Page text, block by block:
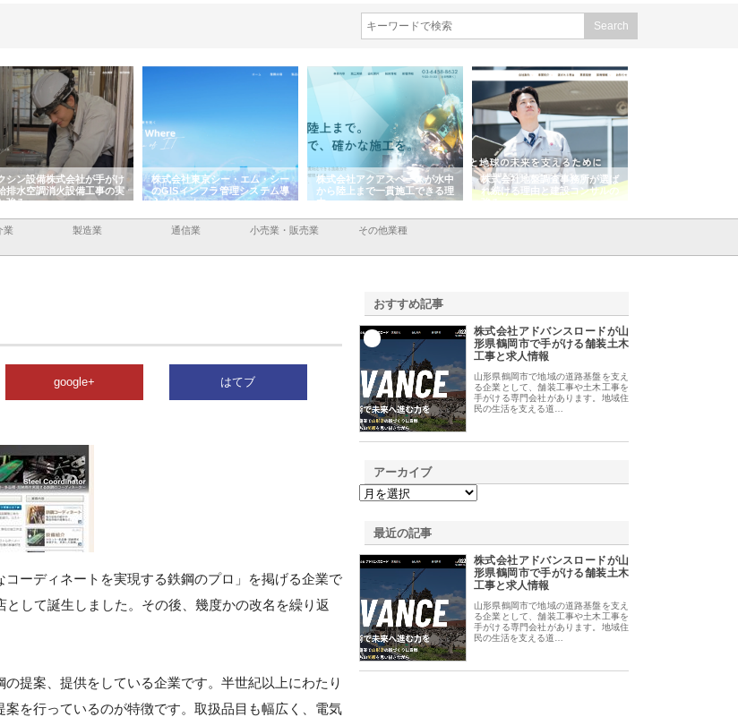
シン設備株式会社が手がけ
排水空調消火設備工事の実
強み
株式会社東京シー・エム・シー
のGISインフラ管理システム導
入メリット
株式会社アクアスペースが水中
から陸上まで一貫施工できる理
由
株式会社地盤調査事務所が選ば
れ続ける理由と建設コンサルの
強み
業 製造業 通信業 小売業・販売業 その他業種
google+ はてブ
ーディネートを実現する鉄鋼のプロ」を掲げる企業で
して誕生しました。その後、幾度かの改名を繰り返
提案、提供をしている企業です。半世紀以上にわたり
を行っているのが特徴です。取扱品目も幅広く、電気
おすすめ記事
株式会社アドバンスロードが山
形県鶴岡市で手がける舗装土木
工事と求人情報
山形県鶴岡市で地域の道路基盤を支え
る企業として、舗装工事や土木工事を
手がける専門会社があります。地域住
民の生活を支える道…
アーカイブ
最近の記事
株式会社アドバンスロードが山
形県鶴岡市で手がける舗装土木
工事と求人情報
山形県鶴岡市で地域の道路基盤を支え
る企業として、舗装工事や土木工事を
手がける専門会社があります。地域住
民の生活を支える道…